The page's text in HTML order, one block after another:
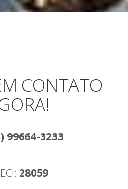
CONTATO
99664-3233
28059